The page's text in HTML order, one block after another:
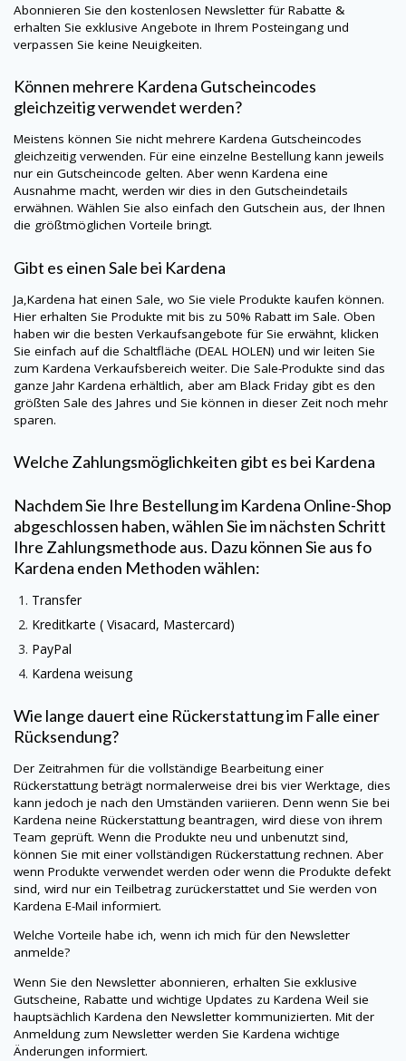
Abonnieren Sie den kostenlosen Newsletter für Rabatte &
erhalten Sie exklusive Angebote in Ihrem Posteingang und
verpassen Sie keine Neuigkeiten.
Können mehrere Kardena Gutscheincodes
gleichzeitig verwendet werden?
Meistens können Sie nicht mehrere Kardena Gutscheincodes
gleichzeitig verwenden. Für eine einzelne Bestellung kann jeweils
nur ein Gutscheincode gelten. Aber wenn Kardena eine
Ausnahme macht, werden wir dies in den Gutscheindetails
erwähnen. Wählen Sie also einfach den Gutschein aus, der Ihnen
die größtmöglichen Vorteile bringt.
Gibt es einen Sale bei Kardena
Ja, Kardena hat einen Sale, wo Sie viele Produkte kaufen können.
Hier erhalten Sie Produkte mit bis zu 50% Rabatt im Sale. Oben
haben wir die besten Verkaufsangebote für Sie erwähnt, klicken
Sie einfach auf die Schaltfläche (DEAL HOLEN) und wir leiten Sie
zum Kardena Verkaufsbereich weiter. Die Sale-Produkte sind das
ganze Jahr Kardena erhältlich, aber am Black Friday gibt es den
größten Sale des Jahres und Sie können in dieser Zeit noch mehr
sparen.
Welche Zahlungsmöglichkeiten gibt es bei Kardena
Nachdem Sie Ihre Bestellung im Kardena Online-Shop
abgeschlossen haben, wählen Sie im nächsten Schritt
Ihre Zahlungsmethode aus. Dazu können Sie aus fo
Kardena enden Methoden wählen:
Transfer
Kreditkarte ( Visacard, Mastercard)
PayPal
Kardena weisung
Wie lange dauert eine Rückerstattung im Falle einer
Rücksendung?
Der Zeitrahmen für die vollständige Bearbeitung einer
Rückerstattung beträgt normalerweise drei bis vier Werktage, dies
kann jedoch je nach den Umständen variieren. Denn wenn Sie bei
Kardena neine Rückerstattung beantragen, wird diese von ihrem
Team geprüft. Wenn die Produkte neu und unbenutzt sind,
können Sie mit einer vollständigen Rückerstattung rechnen. Aber
wenn Produkte verwendet werden oder wenn die Produkte defekt
sind, wird nur ein Teilbetrag zurückerstattet und Sie werden von
Kardena E-Mail informiert.
Welche Vorteile habe ich, wenn ich mich für den Newsletter
anmelde?
Wenn Sie den Newsletter abonnieren, erhalten Sie exklusive
Gutscheine, Rabatte und wichtige Updates zu Kardena Weil sie
hauptsächlich Kardena den Newsletter kommunizierten. Mit der
Anmeldung zum Newsletter werden Sie Kardena wichtige
Änderungen informiert.